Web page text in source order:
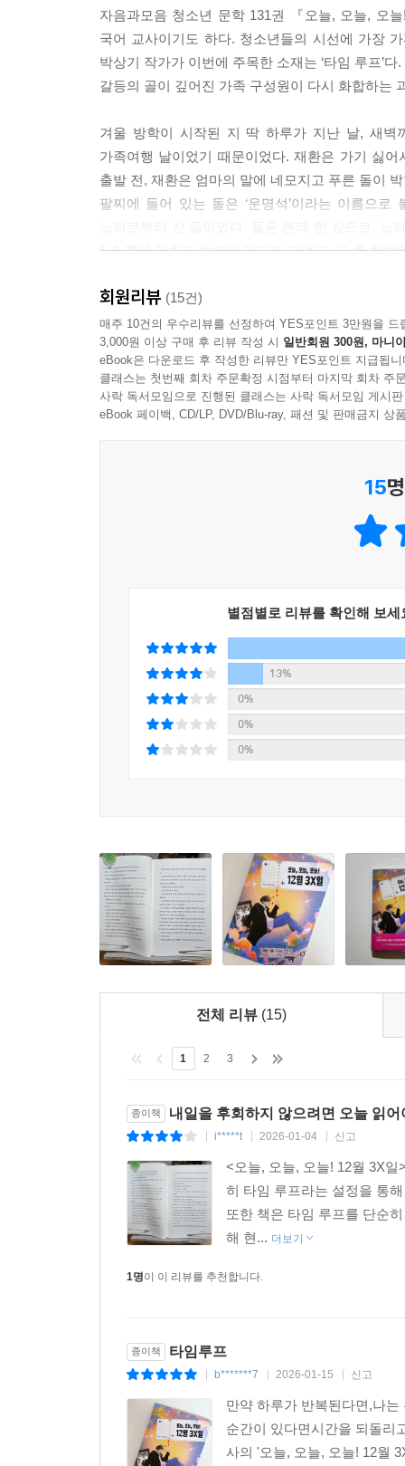
엄마가 진정된 뒤에야 우리는 다시 식물원에 들어
--- p.85
나는 캐리어도 버려둔 채 무작정 달렸다. 오늘 하루
라지고 싶었다.
--- p.100
“너, 운명석이 변하기 전에 무슨 생각 했는지 정말
“말하는 게 꼭 그 할머니 같네.”
--- p.131
“듣고 싶어서. 우리 가족 중에 나만 모르는 게 무엇
나는 시선을 피했다. 초연이 이 사실을 알면 또 극
지만…….
“넌 우리 가족이 가장 좋았던 순간이 언제라고 생각
어렸을 적부터 기억을 되짚어 보았다. 유치원 시
자음과모음 청소년 문학 131권 『오늘, 오늘, 오
국어 교사이기도 하다. 청소년들의 시선에 가장
박상기 작가가 이번에 주목한 소재는 ‘타임 루프’
갈등의 골이 깊어진 가족 구성원이 다시 화합하는
겨울 방학이 시작된 지 딱 하루가 지난 날, 새벽
가족여행 날이었기 때문이었다. 재환은 가기 싫
출발 전, 재환은 엄마의 말에 네모지고 푸른 돌이
팔찌에 들어 있는 돌은 ‘운명석’이라는 이름으
1년 후에 재환과 초연을 가지게 되었고, 그 후 처
휴대폰을 주머니에 넣고 나가려는데 엄마가 한마
“재환아, 팔찌.”
엄마가 직접 마크라메로 수놓은 팔찌가 책상에
돌이었다. 이게 내 운명을 바꿔 준다는 말은 안 믿
중학생이 되자마자 엄마에게 대든 적이 있었다.
_본문 중
빛이어야 하는 운명석은 빨갛게 물들어 버린다.
다짜고짜 매서운 얼굴로 따지는 초연이었다. 나도
잠시 후, 좌석 벨트 표시등이 꺼지고 승객들이
“내려. 다 왔잖아.”
그제야 초연도 가방을 챙겨 일어났다. 하지만 표정
_본문 중
인해 큰 교통사고가 나고, 재환은 정신을 잃는다.
그런데 재환이 눈을 뜬 건 병원이 아닌, 제주 공
사고가 나서 정신을 잃는 것까지 모든 과정이 똑
나한테 왜 이런 일이 벌어지는 걸까. 내가 그동안
따지면 12월 32일……. 말이 안 된다. 일단 오늘을
어쨌든 나는 12월 3X일에서 탈출해야 한다.
반복되는 하루, 무너지는 가족
그러나 부딪히고 어긋나도, 결국 돌아가게 되는 곳
겹겹이 쌓인 오해와 갈등의 단층을 어떻게 해결
재환의 모습은 특히 사춘기로 가족과 거리를
앞으로 쌓아갈 시간이다.
시작한다. 파편처럼 흩어진 고백들이 모여 가족
서로에게 상처를 줄 수밖에 없는 관계. 그럼에
‘울타리’라고 부르는 것일지도 모른다.
“난 이대로 엉망이 되게 둘 수 없어.”
초연은 결의에 가득 찬 눈빛이었다. 나는 빈정거렸
회원리뷰 (15건)
매주 10건의 우수리뷰를 선정하여 YES포인트 3만원을 드
3,000원 이상 구매 후 리뷰 작성 시 일반회원 300원, 마니
eBook은 다운로드 후 작성한 리뷰만 YES포인트 지급됩니
클래스는 첫번째 회차 주문확정 시점부터 마지막 회차 주
사락 독서모임으로 진행된 클래스는 사락 독서모임 게시
eBook 페이백, CD/LP, DVD/Blu-ray, 패션 및 판매금지 상
15
별점별로 리뷰를 확인해 보세
13%
0%
0%
0%
전체 리뷰 (15)
1 2 3
종이책 내일을 후회하지 않으려면 오늘 읽어
i*****t 2026-01-04 신고
<오늘, 오늘, 오늘! 12월 3X
히 타임 루프라는 설정을 통
또한 책은 타임 루프를 단순
해 현... 더보기
1명이 이 리뷰를 추천합니다.
종이책 타임루프
b*******7 2026-01-15 신고
만약 하루가 반복된다면,나
순간이 있다면시간을 되돌리
사의 '오늘, 오늘, 오늘! 12월